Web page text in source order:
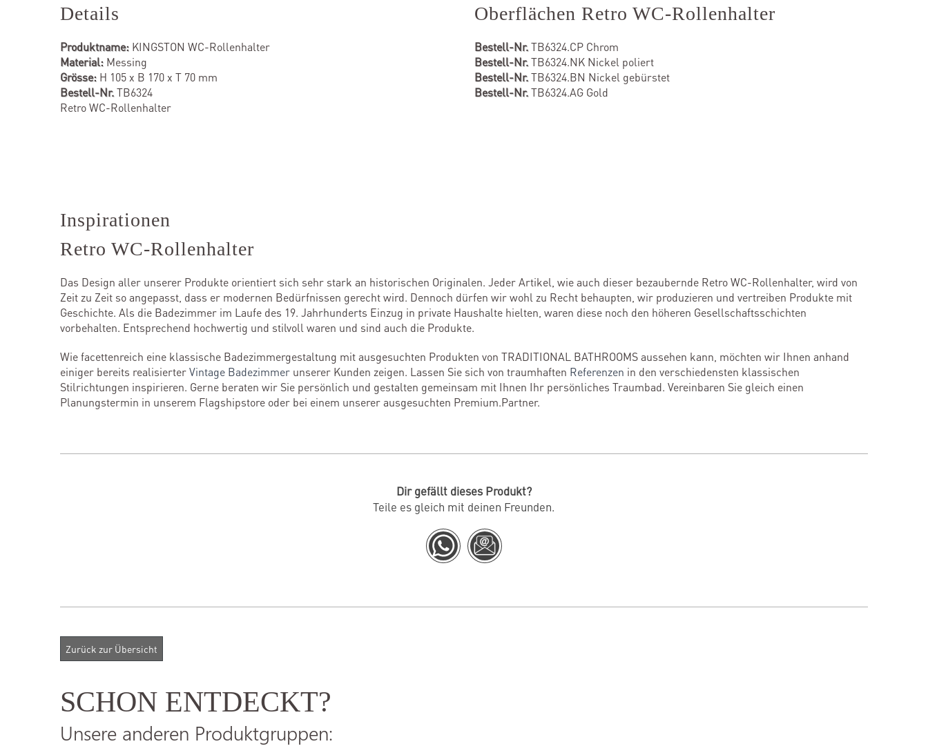
Details
Produktname: KINGSTON WC-Rollenhalter
Material: Messing
Grösse: H 105 x B 170 x T 70 mm
Bestell-Nr.TB6324
Retro WC-Rollenhalter
Oberflächen Retro WC-Rollenhalter
Bestell-Nr.TB6324.CP Chrom
Bestell-Nr.TB6324.NK Nickel poliert
Bestell-Nr.TB6324.BN Nickel gebürstet
Bestell-Nr.TB6324.AG Gold
Inspirationen
Retro WC-Rollenhalter
Das Design aller unserer Produkte orientiert sich sehr stark an historischen Originalen. Jeder Artikel, wie auch dieser bezaubernde Retro WC-Rollenhalter, wird von
Zeit zu Zeit so angepasst, dass er modernen Bedürfnissen gerecht wird. Dennoch dürfen wir wohl zu Recht behaupten, wir produzieren und vertreiben Produkte mit
Geschichte. Als die Badezimmer im Laufe des 19. Jahrhunderts Einzug in private Haushalte hielten, waren diese noch den höheren Gesellschaftsschichten
vorbehalten. Entsprechend hochwertig und stilvoll waren und sind auch die Produkte.
Wie facettenreich eine klassische Badezimmergestaltung mit ausgesuchten Produkten von TRADITIONAL BATHROOMS aussehen kann, möchten wir Ihnen anhand
einiger bereits realisierterVintage Badezimmer unserer Kunden zeigen. Lassen Sie sich von traumhaften Referenzen in den verschiedensten klassischen
Stilrichtungen inspirieren. Gerne beraten wir Sie persönlich und gestalten gemeinsam mit Ihnen Ihr persönliches Traumbad. Vereinbaren Sie gleich einen
Planungstermin in unserem Flagshipstore oder bei einem unserer ausgesuchten Premium.Partner.
Dir gefällt dieses Produkt?
Teile es gleich mit deinen Freunden.
SCHON ENTDECKT?
Unsere anderen Produktgruppen: